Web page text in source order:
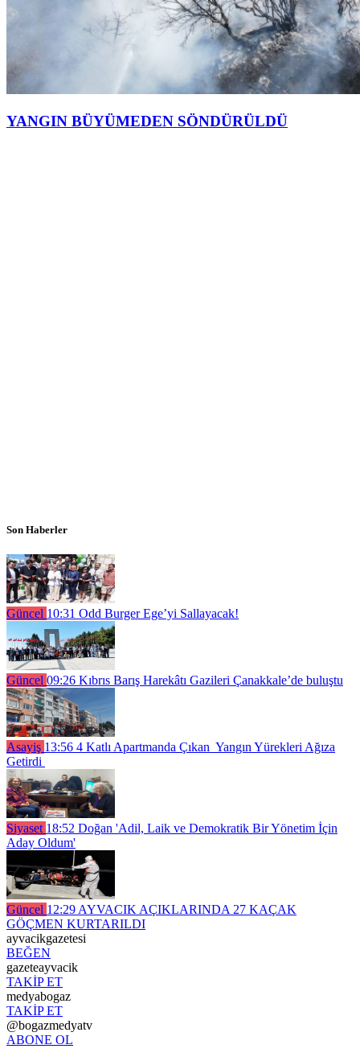
YANGIN BÜYÜMEDEN SÖNDÜRÜLDÜ
Son Haberler
Güncel 10:31 Odd Burger Ege’yi Sallayacak!
Güncel 09:26 Kıbrıs Barış Harekâtı Gazileri Çanakkale’de buluştu
Asayiş 13:56 4 Katlı Apartmanda Çıkan Yangın Yürekleri Ağıza
Getirdi
Siyaset 18:52 Doğan 'Adil, Laik ve Demokratik Bir Yönetim İçin
Aday Oldum'
Güncel 12:29 AYVACIK AÇIKLARINDA 27 KAÇAK
GÖÇMEN KURTARILDI
ayvacikgazetesi
BEĞEN
gazeteayvacik
TAKİP ET
medyabogaz
TAKİP ET
@bogazmedyatv
ABONE OL